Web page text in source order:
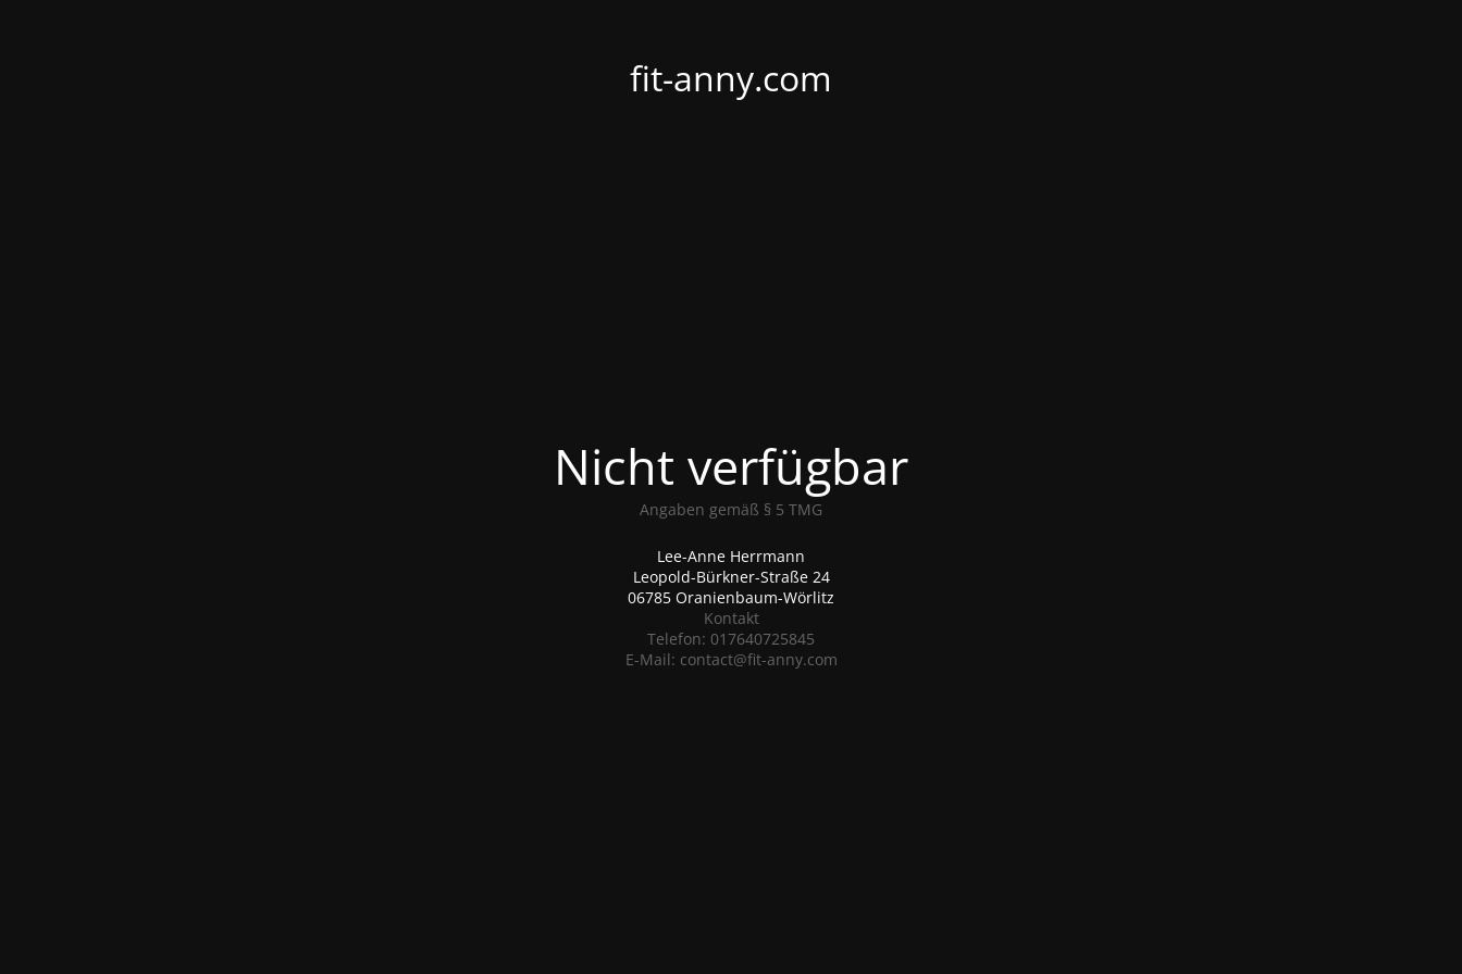
fit-anny.com
Nicht verfügbar
Angaben gemäß § 5 TMG
Lee-Anne Herrmann
Leopold-Bürkner-Straße 24
06785 Oranienbaum-Wörlitz
Kontakt
Telefon: 017640725845
E-Mail: contact@fit-anny.com